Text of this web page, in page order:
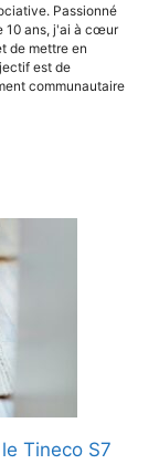
Passionné
10 ans, j'ai à cœur
de mettre en
est de
communautaire
Tineco S7